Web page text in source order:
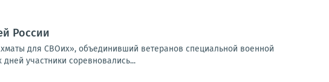
России
для СВОих», объединивший ветеранов специальной военной
участники соревновались...